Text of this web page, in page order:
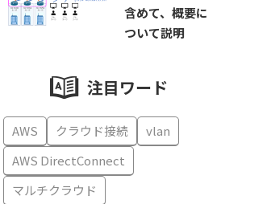
含めて、概要に
ついて説明
注目ワード
AWS クラウド接続
vlan
AWS DirectConnect
マルチクラウド